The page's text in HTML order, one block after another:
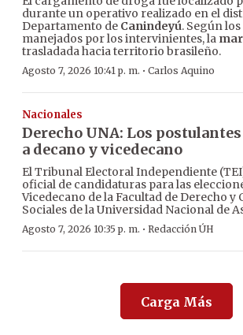
durante un operativo realizado en el
Departamento de Canindeyú. Según
manejados por los intervinientes, la
trasladada hacia territorio brasileño.
Agosto 7, 2026 10:41 p. m. · Carlos Aquino
Nacionales
Derecho UNA: Los postulantes
a decano y vicedecano
El Tribunal Electoral Independiente
oficial de candidaturas para las
Vicedecano de la Facultad de Derecho y
Sociales de la Universidad Nacional de
Agosto 7, 2026 10:35 p. m. · Redacción ÚH
Carga Más